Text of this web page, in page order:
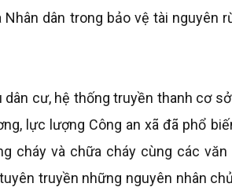
dân trong bảo vệ tài nguyên
cư, hệ thống truyền thanh cơ
lực lượng Công an xã đã phổ
cháy và chữa cháy cùng các
truyền những nguyên nhân